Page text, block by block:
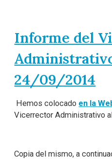
Informe del
24/09/2014
Hemos colocado en la
Vicerrector Administrativo
Copia del mismo, a